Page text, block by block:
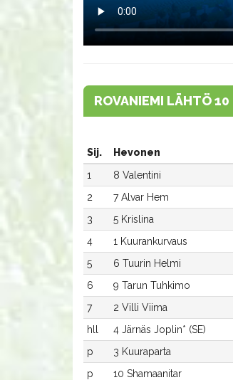
ROVANIEMI LÄHTÖ 10
Sij. Hevonen
1
8 Valentini
2
7 Alvar Hem
3
5 Krislina
4
1 Kuurankurvaus
5
6 Tuurin Helmi
6
9 Tarun Tuhkimo
7
2 Villi Viima
hll
4 Järnäs Joplin* (SE)
p
3 Kuuraparta
p
10 Shamaanitar